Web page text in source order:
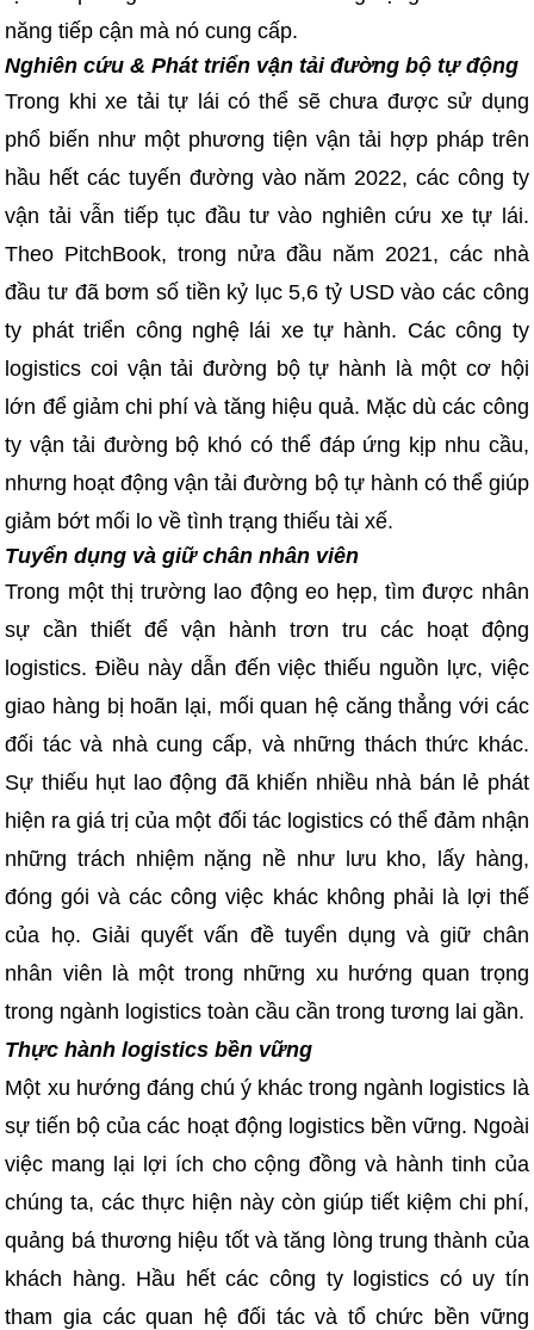
năng tiếp cận mà nó cung cấp.
Nghiên cứu & Phát triển vận tải đường bộ tự động
Trong khi xe tải tự lái có thể sẽ chưa được sử dụng
phổ biến như một phương tiện vận tải hợp pháp trên
hầu hết các tuyến đường vào năm 2022, các công ty
vận tải vẫn tiếp tục đầu tư vào nghiên cứu xe tự lái.
Theo PitchBook, trong nửa đầu năm 2021, các nhà
đầu tư đã bơm số tiền kỷ lục 5,6 tỷ USD vào các công
ty phát triển công nghệ lái xe tự hành. Các công ty
logistics coi vận tải đường bộ tự hành là một cơ hội
lớn để giảm chi phí và tăng hiệu quả. Mặc dù các công
ty vận tải đường bộ khó có thể đáp ứng kịp nhu cầu,
nhưng hoạt động vận tải đường bộ tự hành có thể giúp
giảm bớt mối lo về tình trạng thiếu tài xế.
Tuyển dụng và giữ chân nhân viên
Trong một thị trường lao động eo hẹp, tìm được nhân
sự cần thiết để vận hành trơn tru các hoạt động
logistics. Điều này dẫn đến việc thiếu nguồn lực, việc
giao hàng bị hoãn lại, mối quan hệ căng thẳng với các
đối tác và nhà cung cấp, và những thách thức khác.
Sự thiếu hụt lao động đã khiến nhiều nhà bán lẻ phát
hiện ra giá trị của một đối tác logistics có thể đảm nhận
những trách nhiệm nặng nề như lưu kho, lấy hàng,
đóng gói và các công việc khác không phải là lợi thế
của họ. Giải quyết vấn đề tuyển dụng và giữ chân
nhân viên là một trong những xu hướng quan trọng
trong ngành logistics toàn cầu cần trong tương lai gần.
Thực hành logistics bền vững
Một xu hướng đáng chú ý khác trong ngành logistics là
sự tiến bộ của các hoạt động logistics bền vững. Ngoài
việc mang lại lợi ích cho cộng đồng và hành tinh của
chúng ta, các thực hiện này còn giúp tiết kiệm chi phí,
quảng bá thương hiệu tốt và tăng lòng trung thành của
khách hàng. Hầu hết các công ty logistics có uy tín
tham gia các quan hệ đối tác và tổ chức bền vững